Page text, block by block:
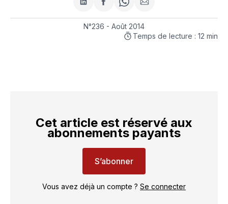
Partager
sur
LinkedIn
Partager
sur
Facebook
Share
on
WhatsApp
Partager
par
courriel
N°236 - Août 2014
Temps de lecture : 12 min
Cet article est réservé aux
abonnements payants
S’abonner
Vous avez déjà un compte ? Se connecter